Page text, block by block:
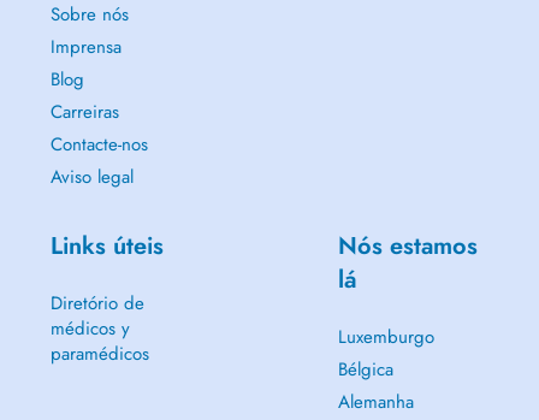
Sobre nós
Imprensa
Blog
Carreiras
Contacte-nos
Aviso legal
Links úteis
Diretório de
médicos y
paramédicos
Nós estamos
lá
Luxemburgo
Bélgica
Alemanha